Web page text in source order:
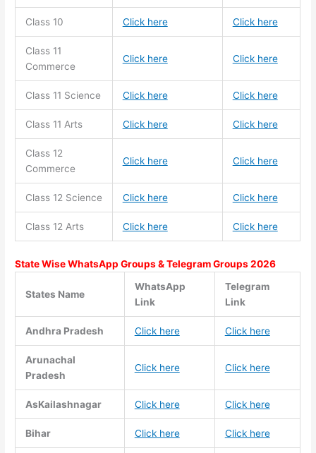
Class 10 Click here Click here
Class 11
Commerce
Click here Click here
Class 11 Science Click here Click here
Class 11 Arts Click here Click here
Class 12
Commerce
Click here Click here
Class 12 Science Click here Click here
Class 12 Arts Click here Click here
State Wise WhatsApp Groups & Telegram Groups 2026
States Name
WhatsApp
Link
Telegram
Link
Andhra Pradesh Click here Click here
Arunachal
Pradesh
Click here Click here
AsKailashnagar Click here Click here
Bihar Click here Click here